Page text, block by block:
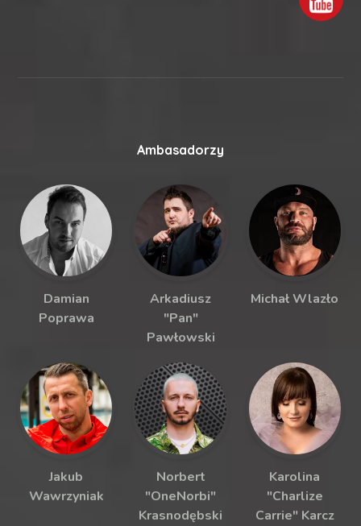
Ambasadorzy
Damian
Poprawa
Arkadiusz
"Pan"
Pawłowski
Michał Wlazło
Jakub
Wawrzyniak
Norbert
"OneNorbi"
Krasnodębski
Karolina
"Charlize
Carrie" Karcz